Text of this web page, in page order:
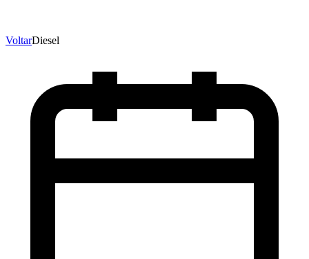
VoltarDiesel